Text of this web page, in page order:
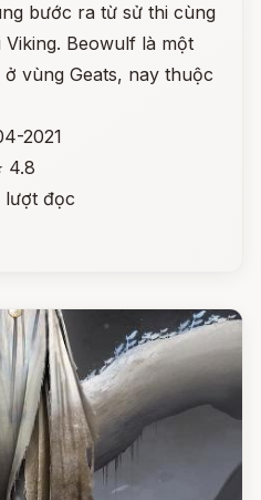
bước ra từ sử thi cùng
Beowulf là một
vùng Geats, nay thuộc
2021
4.8
lượt đọc